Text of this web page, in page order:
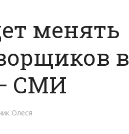
менять
в
СМИ
Олеся